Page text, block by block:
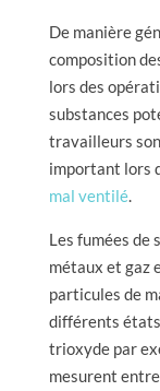
De manière
composition
lors des
substances
travailleurs
important lors
mal ventilé.
Les fumées de
métaux et gaz
particules de
différents
trioxyde par
mesurent